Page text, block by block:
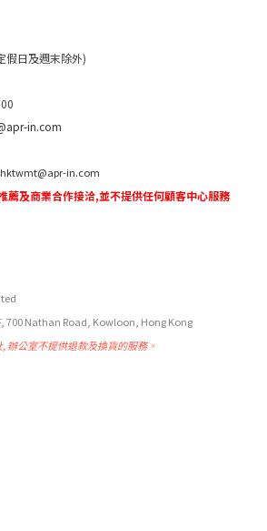
假日及週末除外)
in.com
hktwmt@apr-in.com
薦及商業合作接洽,並不提供任何顧客中心服務
700 Nathan Road, Kowloon, Hong Kong
辦公室不提供退款及換貨的服務。